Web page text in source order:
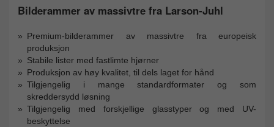
Bilderammer av massivtre fra Larson-Juhl
Premium-bilderammer av massivtre fra europeisk
produksjon
Stabile lister med fastlimte hjørner
Produksjon av høy kvalitet, til dels laget for hånd
Tilgjengelig i mange standardformater og som
skreddersydd løsning
Tilgjengelig med forskjellige glasstyper og med UV-
beskyttelse